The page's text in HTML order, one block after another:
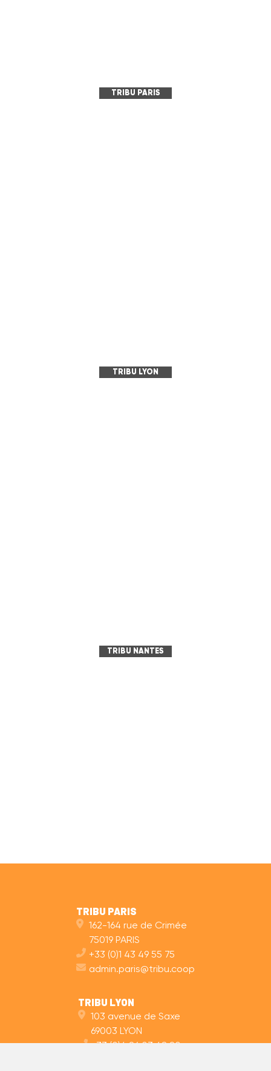
TRIBU PARIS
TRIBU LYON
TRIBU NANTES
TRIBU PARIS
162-164 rue de Crimée
75019 PARIS
+33 (0)1 43 49 55 75
admin.paris@tribu.coop
TRIBU LYON
103 avenue de Saxe
69003 LYON
+33 (0)4 26 03 48 20